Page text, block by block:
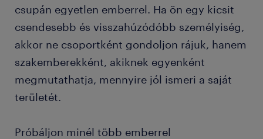
csupán egyetlen emberrel. Ha ön egy kicsit
csendesebb és visszahúzódóbb személyiség,
akkor ne csoportként gondoljon rájuk, hanem
szakemberekként, akiknek egyenként
megmutathatja, mennyire jól ismeri a saját
területét.
Próbáljon minél több emberrel